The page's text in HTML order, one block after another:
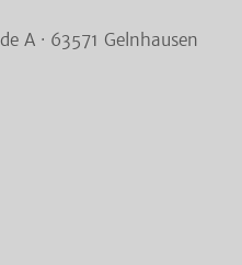
A · 63571 Gelnhausen